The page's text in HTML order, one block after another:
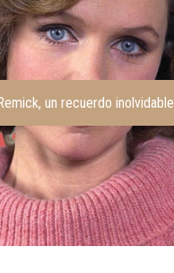
un recuerdo inolvidable